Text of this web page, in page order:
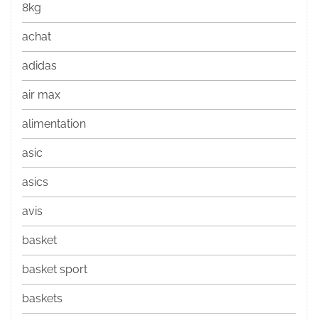
8kg
achat
adidas
air max
alimentation
asic
asics
avis
basket
basket sport
baskets